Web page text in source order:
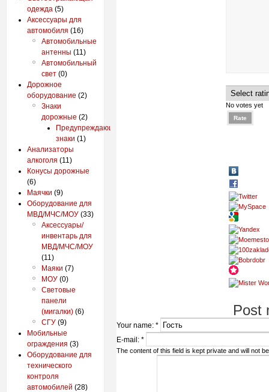
одежда (5)
Аксессуары для
автомобиля (16)
Автомобильные
антенны (11)
Автомобильный
свет (0)
Дорожное
оборудование (2)
Знаки
дорожные (2)
Предупреждающие
знаки (1)
Анализаторы
алкоголя (11)
Конусы дорожные
(6)
Маячки (9)
Оборудование для
МВД/МЧС/МОУ (33)
Аксессуары/
инвентарь для
МВД/МЧС/МОУ
(11)
Маяки (7)
МОУ (0)
Световые
панели
(мигалки) (6)
СГУ (9)
Мобильные
ограждения (3)
Оборудование для
технического
контроля
автомобилей (28)
No votes yet
Post
Your name: *
E-mail: *
The content of this field is kept private and will not